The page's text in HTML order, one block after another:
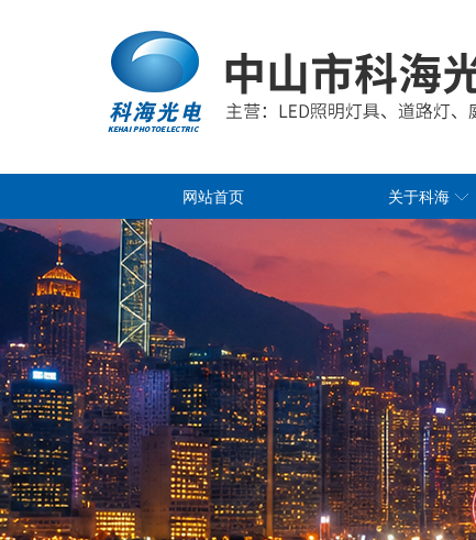
网站首页 关于科海